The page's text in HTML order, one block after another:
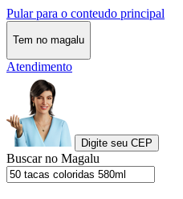
Pular para o conteudo principal
Tem no magalu
Atendimento
Digite seu CEP
Buscar no Magalu